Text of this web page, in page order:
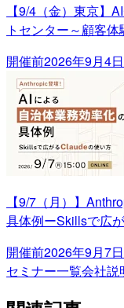
【9/4（金）東京】
トセンター～顧客
開催前2026年9月4
【9/7（月）】
具体例ーSkillsで広
開催前2026年9月7
セミナー一覧会社説